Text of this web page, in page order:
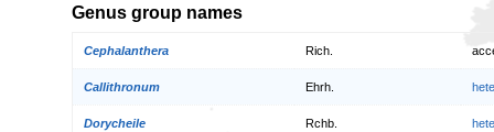
Genus group names
Cephalanthera Rich.
Callithronum Ehrh.
Dorycheile Rchb.